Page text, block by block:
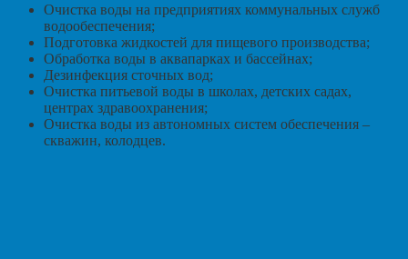
Очистка воды на предприятиях коммунальных служб
водообеспечения;
Подготовка жидкостей для пищевого производства;
Обработка воды в аквапарках и бассейнах;
Дезинфекция сточных вод;
Очистка питьевой воды в школах, детских садах,
центрах здравоохранения;
Очистка воды из автономных систем обеспечения –
скважин, колодцев.